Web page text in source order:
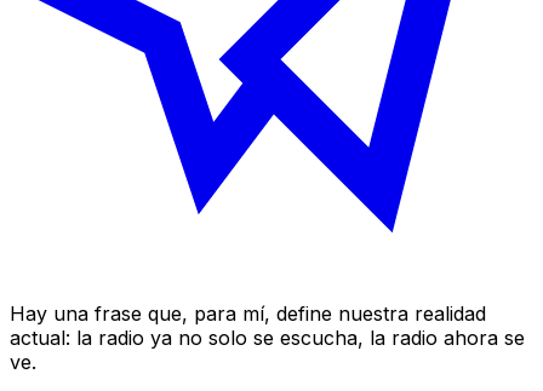
Hay una frase que, para mí, define nuestra realidad
actual: la radio ya no solo se escucha, la radio ahora se
ve.